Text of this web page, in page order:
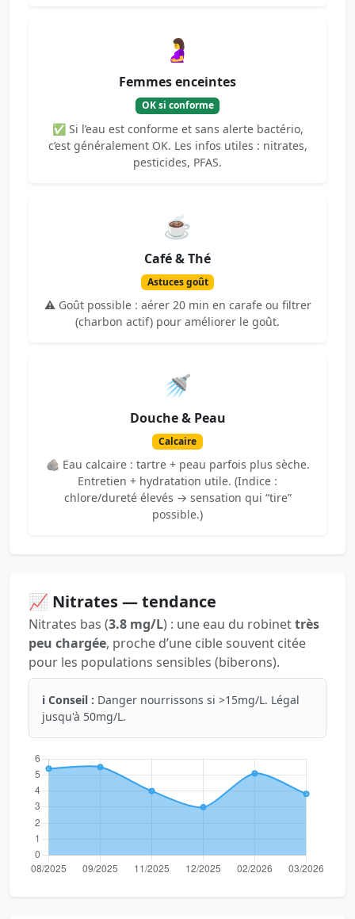
🤰
Femmes enceintes
OK si conforme
✅ Si l’eau est conforme et sans alerte bactério,
c’est généralement OK. Les infos utiles : nitrates,
pesticides, PFAS.
☕
Café & Thé
Astuces goût
⚠️ Goût possible : aérer 20 min en carafe ou filtrer
(charbon actif) pour améliorer le goût.
🚿
Douche & Peau
Calcaire
🪨 Eau calcaire : tartre + peau parfois plus sèche.
Entretien + hydratation utile. (Indice :
chlore/dureté élevés → sensation qui “tire”
possible.)
📈 Nitrates — tendance
Nitrates bas (3.8 mg/L) : une eau du robinettrès
peu chargée, proche d’une cible souvent citée
pour les populations sensibles (biberons).
ℹ️ Conseil : Danger nourrissons si >15mg/L. Légal
jusqu'à 50mg/L.